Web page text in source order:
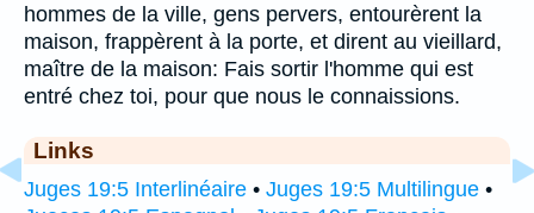
hommes de la ville, gens pervers, entourèrent la
maison, frappèrent à la porte, et dirent au vieillard,
maître de la maison: Fais sortir l'homme qui est
entré chez toi, pour que nous le connaissions.
Links
Juges 19:5 Interlinéaire • Juges 19:5 Multilingue •